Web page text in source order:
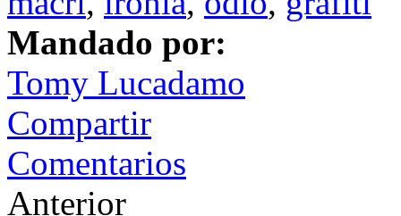
Mandado por:
Tomy Lucadamo
Compartir
Comentarios
Anterior